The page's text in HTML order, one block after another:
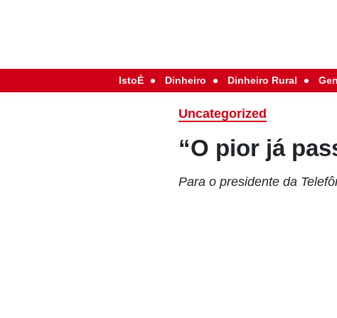
IstoÉ Dinheiro Dinheiro Rural
Uncategorized
“O pior já
Para o presidente da